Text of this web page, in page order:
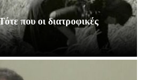
που οι διατροφικές